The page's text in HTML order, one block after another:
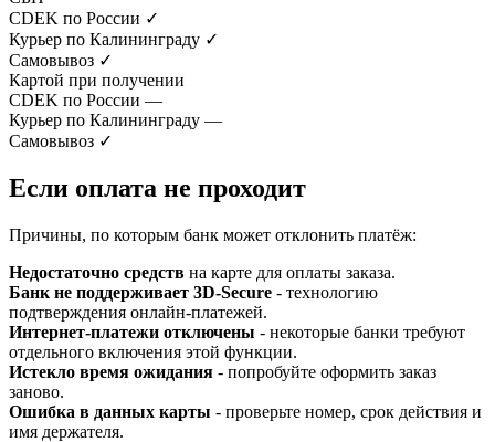
CDEK по России ✓
Курьер по Калининграду ✓
Самовывоз ✓
Картой при получении
CDEK по России —
Курьер по Калининграду —
Самовывоз ✓
Если оплата не проходит
Причины, по которым банк может отклонить платёж:
Недостаточно средств на карте для оплаты заказа.
Банк не поддерживает 3D-Secure - технологию
подтверждения онлайн-платежей.
Интернет-платежи отключены - некоторые банки требуют
отдельного включения этой функции.
Истекло время ожидания - попробуйте оформить заказ
заново.
Ошибка в данных карты - проверьте номер, срок действия и
имя держателя.